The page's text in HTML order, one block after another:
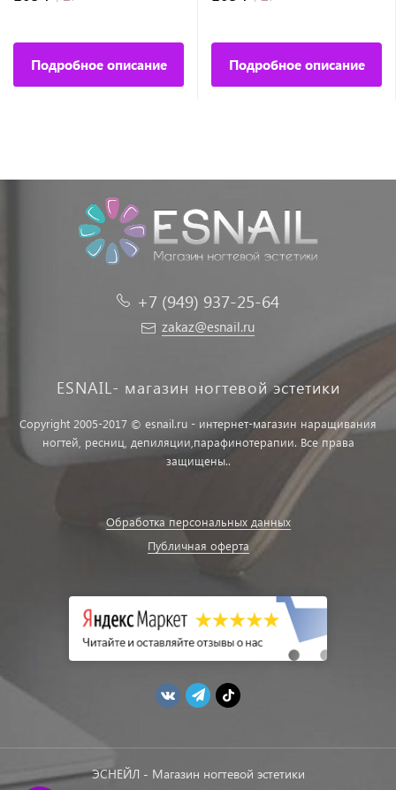
Подробное описание Подробное описание
+7 (949) 937-25-64
zakaz@esnail.ru
ESNAIL- магазин ногтевой эстетики
Copyright 2005-2017 © esnail.ru - интернет-магазин наращивания
ногтей, ресниц, депиляции,парафинотерапии. Все права
защищены..
Обработка персональных данных
Публичная оферта
ЭСНЕЙЛ - Магазин ногтевой эстетики